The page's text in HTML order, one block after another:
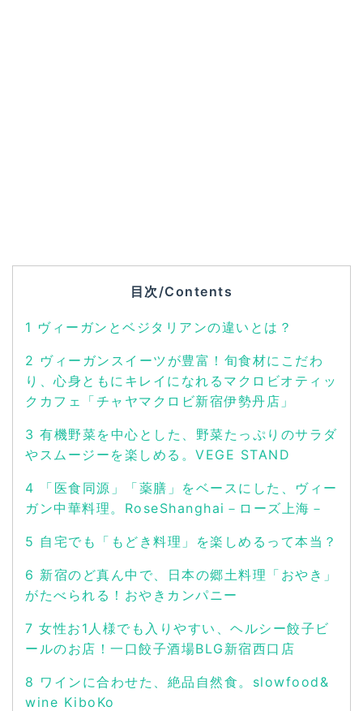
目次/Contents
1 ヴィーガンとベジタリアンの違いとは？
2 ヴィーガンスイーツが豊富！旬食材にこだわ
り、心身ともにキレイになれるマクロビオティッ
クカフェ「チャヤマクロビ新宿伊勢丹店」
3 有機野菜を中心とした、野菜たっぷりのサラダ
やスムージーを楽しめる。VEGE STAND
4 「医食同源」「薬膳」をベースにした、ヴィー
ガン中華料理。RoseShanghai－ローズ上海－
5 自宅でも「もどき料理」を楽しめるって本当？
6 新宿のど真ん中で、日本の郷土料理「おやき」
がたべられる！おやきカンパニー
7 女性お1人様でも入りやすい、ヘルシー餃子ビ
ールのお店！一口餃子酒場BLG新宿西口店
8 ワインに合わせた、絶品自然食。slowfood&
wine KiboKo